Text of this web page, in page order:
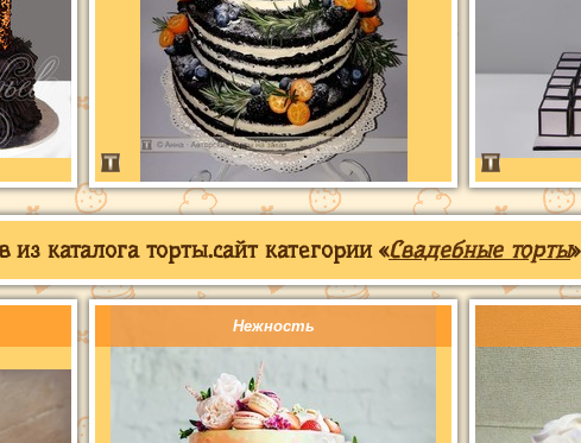
каталога торты.сайт категории «Свадебные торты»
Нежность